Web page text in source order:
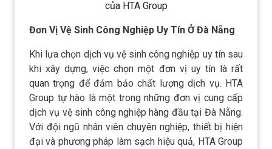
của HTA Group
Đơn Vị Vệ Sinh Công Nghiệp Uy Tín Ở Đà Nẵng
Khi lựa chọn dịch vụ vệ sinh công nghiệp uy tín sau
khi xây dựng, việc chọn một đơn vị uy tín là rất
quan trọng để đảm bảo chất lượng dịch vụ. HTA
Group tự hào là một trong những đơn vị cung cấp
dịch vụ vệ sinh công nghiệp hàng đầu tại Đà Nẵng.
Với đội ngũ nhân viên chuyên nghiệp, thiết bị hiện
đại và phương pháp làm sạch hiệu quả, HTA Group